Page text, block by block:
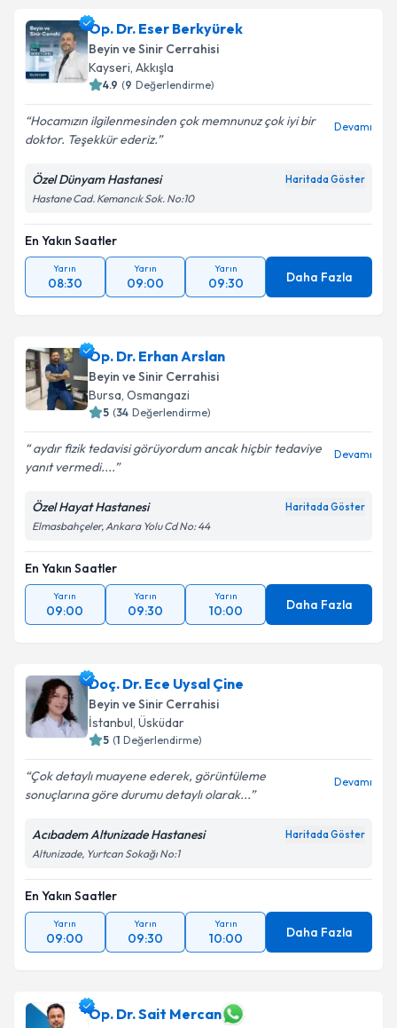
Op. Dr. Eser Berkyürek
Beyin ve Sinir Cerrahisi
Kayseri, Akkışla
4.9 (9 Değerlendirme)
Hocamızın ilgilenmesinden çok memnunuz çok iyi bir
doktor. Teşekkür ederiz.
Devamı
Özel Dünyam Hastanesi Haritada Göster
Hastane Cad. Kemancık Sok. No:10
En Yakın Saatler
Yarın
08:30
Yarın
09:00
Yarın
09:30 Daha Fazla
Op. Dr. Erhan Arslan
Beyin ve Sinir Cerrahisi
Bursa, Osmangazi
5 (34 Değerlendirme)
aydır fizik tedavisi görüyordum ancak hiçbir tedaviye
yanıt vermedi....
Devamı
Özel Hayat Hastanesi Haritada Göster
Elmasbahçeler, Ankara Yolu Cd No: 44
En Yakın Saatler
Yarın
09:00
Yarın
09:30
Yarın
10:00 Daha Fazla
Doç. Dr. Ece Uysal Çine
Beyin ve Sinir Cerrahisi
İstanbul, Üsküdar
5 (1 Değerlendirme)
Çok detaylı muayene ederek, görüntüleme
sonuçlarına göre durumu detaylı olarak...
Devamı
Acıbadem Altunizade Hastanesi Haritada Göster
Altunizade, Yurtcan Sokağı No:1
En Yakın Saatler
Yarın
09:00
Yarın
09:30
Yarın
10:00 Daha Fazla
Op. Dr. Sait Mercan